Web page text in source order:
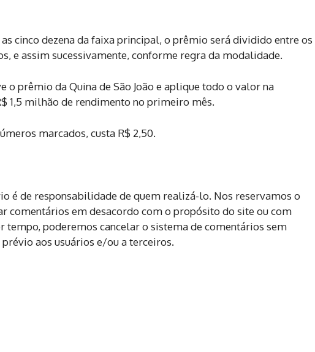
cinco dezena da faixa principal, o prêmio será dividido entre os
e assim sucessivamente, conforme regra da modalidade.
o prêmio da Quina de São João e aplique todo o valor na
1,5 milhão de rendimento no primeiro mês.
marcados, custa R$ 2,50.
é de responsabilidade de quem realizá-lo. Nos reservamos o
comentários em desacordo com o propósito do site ou com
tempo, poderemos cancelar o sistema de comentários sem
aos usuários e/ou a terceiros.